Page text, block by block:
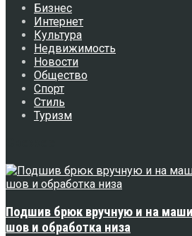
Бизнес
Интернет
Культура
Недвижимость
Новости
Общество
Спорт
Стиль
Туризм
Подшив брюк вручную и на
шов и обработка низа